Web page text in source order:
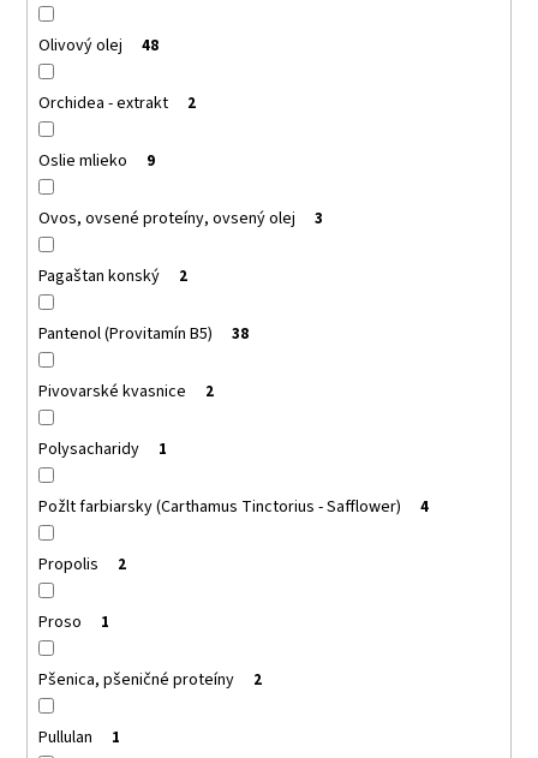
Olivový olej 48
Orchidea - extrakt 2
Oslie mlieko 9
Ovos, ovsené proteíny, ovsený olej 3
Pagaštan konský 2
Pantenol (Provitamín B5) 38
Pivovarské kvasnice 2
Polysacharidy 1
Požlt farbiarsky (Carthamus Tinctorius - Safflower) 4
Propolis 2
Proso 1
Pšenica, pšeničné proteíny 2
Pullulan 1